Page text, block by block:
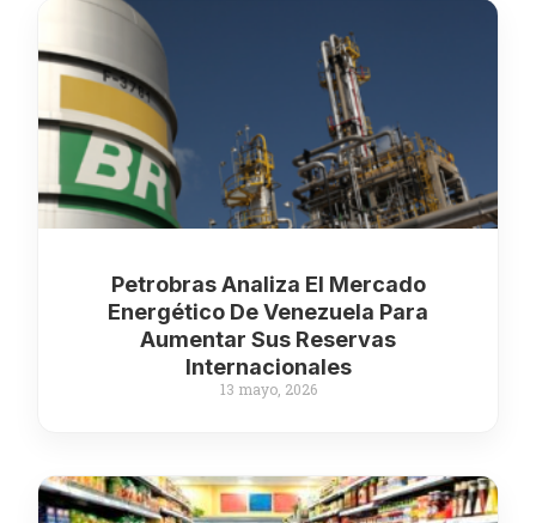
Petrobras Analiza El Mercado
Energético De Venezuela Para
Aumentar Sus Reservas
Internacionales
13 mayo, 2026